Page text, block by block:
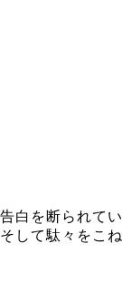
告白を断られて
そして駄々をこ